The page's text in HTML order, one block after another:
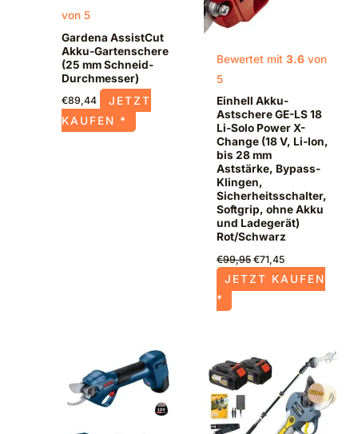
von 5
Gardena AssistCut
Akku-Gartenschere
(25 mm Schneid-
Durchmesser)
€89,44
JETZT
KAUFEN *
Bewertet mit 3.6von
5
Einhell Akku-
Astschere GE-LS 18
Li-Solo Power X-
Change (18 V, Li-Ion,
bis 28 mm
Aststärke, Bypass-
Klingen,
Sicherheitsschalter,
Softgrip, ohne Akku
und Ladegerät)
Rot/Schwarz
€99,95 €71,45
JETZT KAUFEN
*